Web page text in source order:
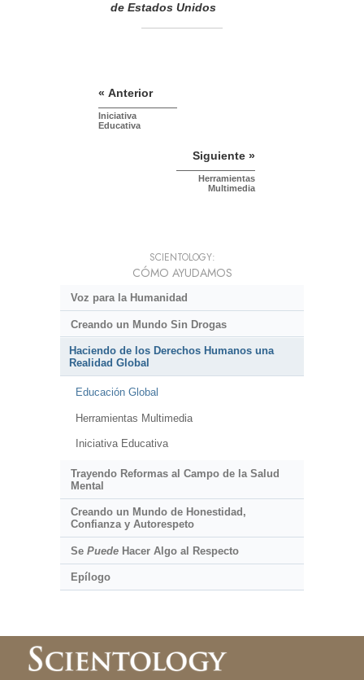
de Estados Unidos
« Anterior
Iniciativa
Educativa
Siguiente »
Herramientas
Multimedia
SCIENTOLOGY:
CÓMO AYUDAMOS
Voz para la Humanidad
Creando un Mundo Sin Drogas
Haciendo de los Derechos Humanos una
Realidad Global
Educación Global
Herramientas Multimedia
Iniciativa Educativa
Trayendo Reformas al Campo de la Salud
Mental
Creando un Mundo de Honestidad,
Confianza y Autorespeto
Se PuedeHacer Algo al Respecto
Epílogo